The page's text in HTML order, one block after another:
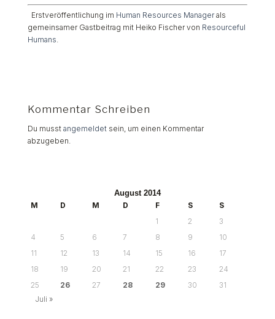
Erstveröffentlichung im Human Resources Managerals
gemeinsamer Gastbeitrag mit Heiko Fischer von Resourceful
Humans.
Kommentar Schreiben
Du musst angemeldetsein, um einen Kommentar
abzugeben.
August 2014
M
D M D F S
S
1
2
3
4
5 6 7 8 9
10
11
12 13 14 15 16
17
18
19 20 21 22 23
24
25
26 27 28 29 30
31
Juli »